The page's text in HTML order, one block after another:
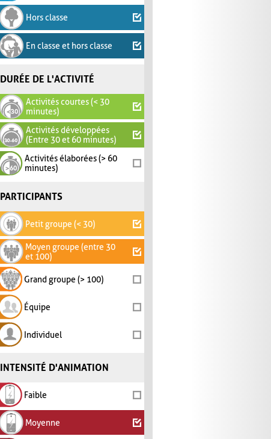
Hors classe
En classe et hors classe
DURÉE DE L'ACTIVITÉ
Activités courtes (< 30
minutes)
Activités développées
(Entre 30 et 60 minutes)
Activités élaborées (> 60
minutes)
PARTICIPANTS
Petit groupe (< 30)
Moyen groupe (entre 30
et 100)
Grand groupe (> 100)
Équipe
Individuel
INTENSITÉ D'ANIMATION
Faible
Moyenne